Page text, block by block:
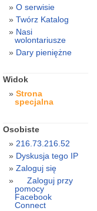
O serwisie
Twórz Katalog
Nasi
wolontariusze
Dary pieniężne
Widok
Strona
specjalna
Osobiste
216.73.216.52
Dyskusja tego IP
Zaloguj się
Zaloguj przy
pomocy
Facebook
Connect